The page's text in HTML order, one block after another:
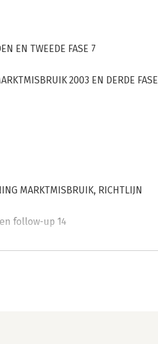
EN TWEEDE FASE 7
2003 EN DERDE FASE
MARKTMISBRUIK, RICHTLIJN
follow-up 14